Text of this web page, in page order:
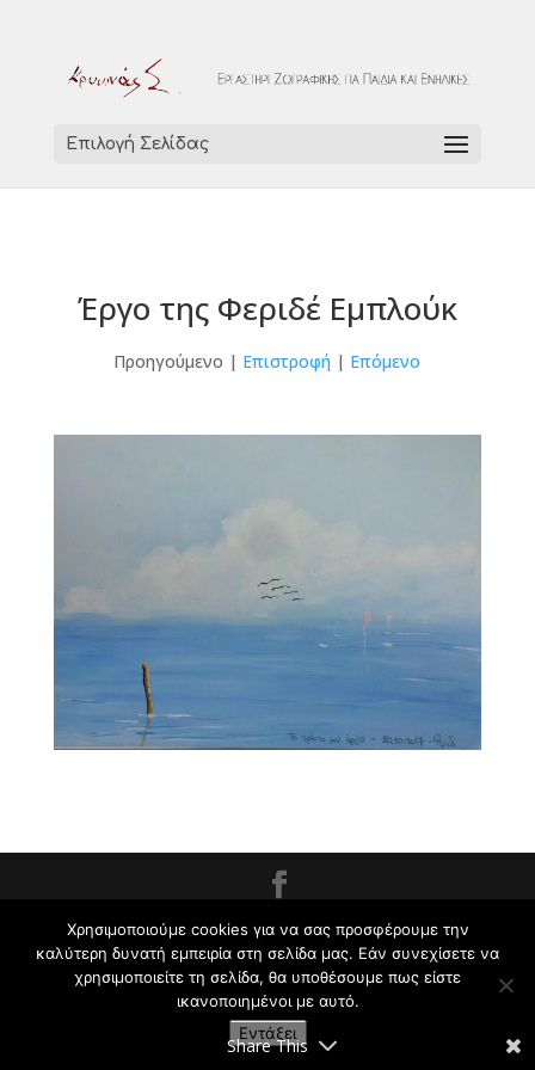
Επιλογή Σελίδας
Έργο της Φεριδέ Εμπλούκ
Προηγούμενο | Επιστροφή | Επόμενο
Εργαστήρι Ζωγραφικής για Παιδιά και Ενήλικες
Κρυωνάς Σ. | 2009-2021
Share This
Χρησιμοποιούμε cookies για να σας προσφέρουμε την
καλύτερη δυνατή εμπειρία στη σελίδα μας. Εάν συνεχίσετε να
χρησιμοποιείτε τη σελίδα, θα υποθέσουμε πως είστε
ικανοποιημένοι με αυτό.
Εντάξει